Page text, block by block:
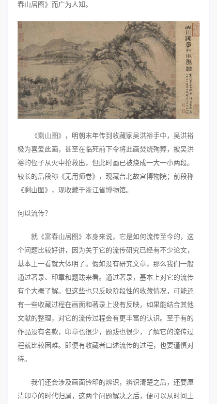
春山居图》而广为人知。
《剩山图》，明朝末年传到收藏家吴洪裕手中，吴洪裕
极为喜爱此画，甚至在临死前下令将此画焚烧殉葬，被吴洪
裕的侄子从火中抢救出，但此时画已被烧成一大一小两段。
较长的后段称《无用师卷》，现藏台北故宫博物院；前段称
《剩山图》，现收藏于浙江省博物馆。
何以流传？
就《富春山居图》本身来说，它是如何流传至今的，这
个问题比较好讲，因为关于它的流传研究已经有不少论文，
基本上一看就大体明了。假如没有研究文章，那么我们一般
通过著录、印章和题跋来看。通过著录，基本上对它的流传
有个大概了解。但这些也只反映阶段性的收藏情况，可能还
有一些收藏过程在画面和著录上没有反映，如果能结合其他
文献的整理，对它的流传过程会有更丰富的认识。至于有的
作品没有名款，印章也很少，题跋也很少，了解它的流传过
程就比较困难。即便有收藏者口述流传的过程，也要谨慎对
待。
我们还会涉及画面钤印的辨识，辨识清楚之后，还要厘
清印章的时代归属，这两个问题解决之后，便可以从时间上